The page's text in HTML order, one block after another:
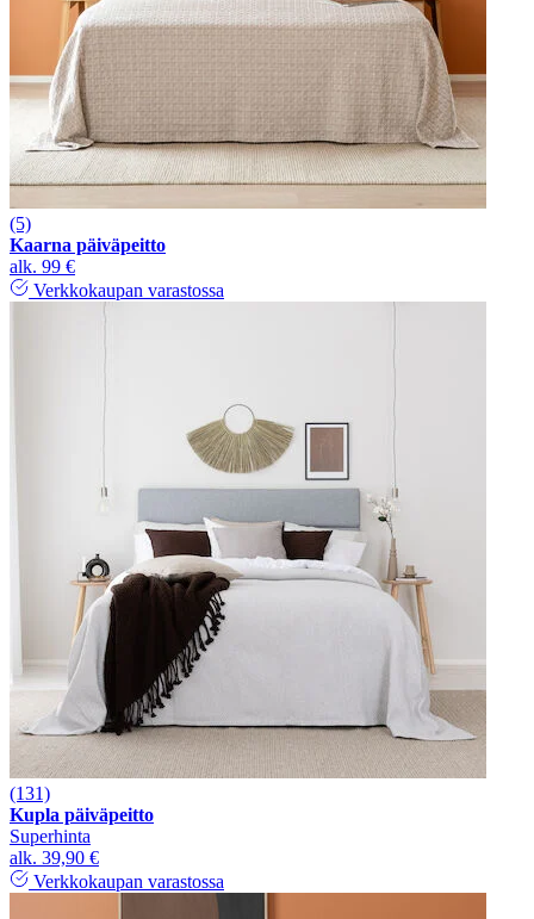
(5)
Kaarna päiväpeitto
alk. 99 €
Verkkokaupan varastossa
(131)
Kupla päiväpeitto
Superhinta
alk. 39,90 €
Verkkokaupan varastossa